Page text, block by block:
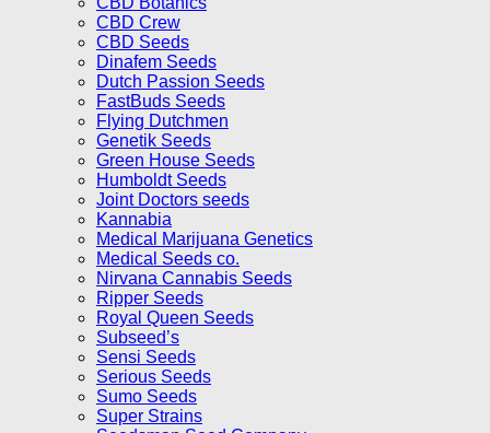
CBD Crew
CBD Seeds
Dinafem Seeds
Dutch Passion Seeds
FastBuds Seeds
Flying Dutchmen
Genetik Seeds
Green House Seeds
Humboldt Seeds
Joint Doctors seeds
Kannabia
Medical Marijuana Genetics
Medical Seeds co.
Nirvana Cannabis Seeds
Ripper Seeds
Royal Queen Seeds
Subseed’s
Sensi Seeds
Serious Seeds
Sumo Seeds
Super Strains